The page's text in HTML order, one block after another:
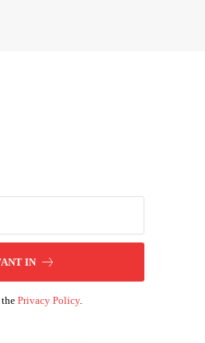
IN
thePrivacy Policy.